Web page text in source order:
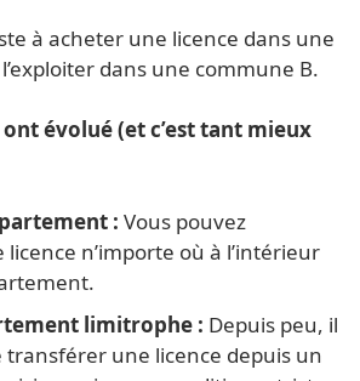
à acheter une licence dans une
dans une commune B.
évolué (et c’est tant mieux
: Vous pouvez
n’importe où à l’intérieur
limitrophe : Depuis peu, il
transférer une licence depuis un